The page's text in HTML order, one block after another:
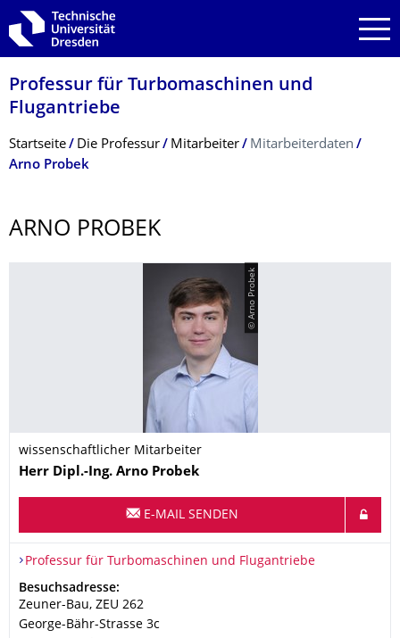
Zur Hauptnavigation springen
Zur Suche springen
Zum Inhalt springen
Professur für Turbomaschinen und
Flugantriebe
Breadcrumb-Menü
Startseite Die Professur Mitarbeiter
Mitarbeiterdaten
Arno Probek
ARNO PROBEK
© Arno Probek
wissenschaftlicher Mitarbeiter
Name
Herr Dipl.-Ing. Arno Probek
E-MAIL SENDEN
Organisationsname
Professur für Turbomaschinen und Flugantriebe
Professur für Turbomaschinen und Flugantriebe
Adresse
Besuchsadresse:
Zeuner-Bau, ZEU 262
George-Bähr-Strasse 3c